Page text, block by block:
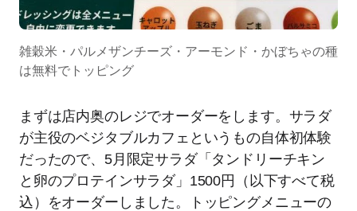
雑穀米・パルメザンチーズ・アーモンド・かぼちゃの種
は無料でトッピング
まずは店内奥のレジでオーダーをします。サラダ
が主役のベジタブルカフェというもの自体初体験
だったので、5月限定サラダ「タンドリーチキン
と卵のプロテインサラダ」1500円（以下すべて税
込）をオーダーしました。トッピングメニューの